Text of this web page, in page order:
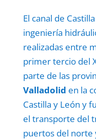
El canal de
ingeniería
realizadas entre
primer tercio del
parte de las
Valladolid en la
Castilla y León y
el transporte del
puertos del norte